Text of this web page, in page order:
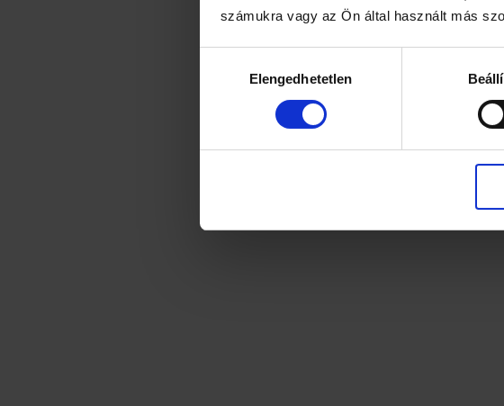
számukra vagy az Ön által használt más
kiválasztásaElengedhetetlen